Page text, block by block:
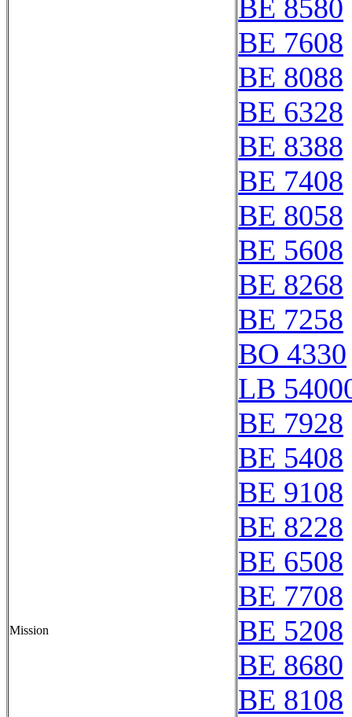
Mission
BE 8580
BE 7608
BE 8088
BE 6328
BE 8388
BE 7408
BE 8058
BE 5608
BE 8268
BE 7258
BO 4330
LB
BE 7928
BE 5408
BE 9108
BE 8228
BE 6508
BE 7708
BE 5208
BE 8680
BE 8108